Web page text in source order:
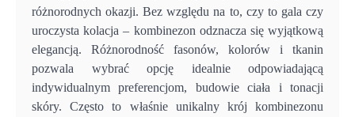
różnorodnych okazji. Bez względu na to, czy to gala czy
uroczysta kolacja – kombinezon odznacza się wyjątkową
elegancją. Różnorodność fasonów, kolorów i tkanin
pozwala wybrać opcję idealnie odpowiadającą
indywidualnym preferencjom, budowie ciała i tonacji
skóry. Często to właśnie unikalny krój kombinezonu